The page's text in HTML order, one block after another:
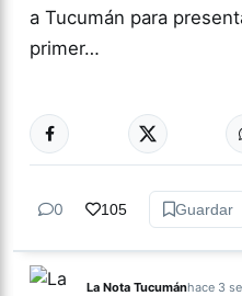
a Tucumán para
primer…
CULTURA
0 105 Guardar
La Nota Tucumánhace 3